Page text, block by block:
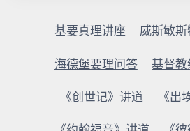
基要真理讲座 威斯敏
海德堡要理问答 基督
《创世记》讲道 《出